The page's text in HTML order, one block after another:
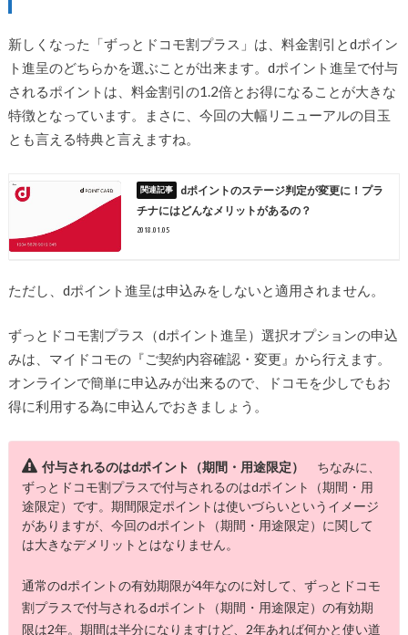
新しくなった「ずっとドコモ割プラス」は、料金割引とdポイン
ト進呈のどちらかを選ぶことが出来ます。dポイント進呈で付与
されるポイントは、料金割引の1.2倍とお得になることが大きな
特徴となっています。まさに、今回の大幅リニューアルの目玉
とも言える特典と言えますね。
dポイントのステージ判定が変更に！プラ
チナにはどんなメリットがあるの？
2018.01.05
ただし、dポイント進呈は申込みをしないと適用されません。
ずっとドコモ割プラス（dポイント進呈）選択オプションの申込
みは、マイドコモの『ご契約内容確認・変更』から行えます。
オンラインで簡単に申込みが出来るので、ドコモを少しでもお
得に利用する為に申込んでおきましょう。
付与されるのはdポイント（期間・用途限定）
ちなみに、
ずっとドコモ割プラスで付与されるのはdポイント（期間・用
途限定）です。期間限定ポイントは使いづらいというイメージ
がありますが、今回のdポイント（期間・用途限定）に関して
は大きなデメリットとはなりません。
通常のdポイントの有効期限が4年なのに対して、ずっとドコモ
割プラスで付与されるdポイント（期間・用途限定）の有効期
限は2年。期間は半分になりますけど、2年あれば何かと使い道